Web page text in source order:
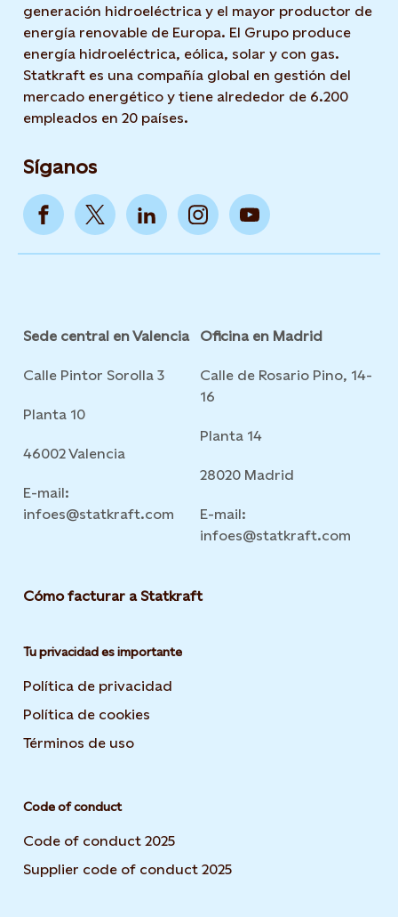
generación hidroeléctrica y el mayor productor de
energía renovable de Europa. El Grupo produce
energía hidroeléctrica, eólica, solar y con gas.
Statkraft es una compañía global en gestión del
mercado energético y tiene alrededor de 6.200
empleados en 20 países.
Síganos
Sede central en Valencia
Calle Pintor Sorolla 3
Planta 10
46002 Valencia
E-mail:
infoes@statkraft.com
Oficina en Madrid
Calle de Rosario Pino, 14-
16
Planta 14
28020 Madrid
E-mail:
infoes@statkraft.com
Cómo facturar a Statkraft
Tu privacidad es importante
Política de privacidad
Política de cookies
Términos de uso
Code of conduct
Code of conduct 2025
Supplier code of conduct 2025